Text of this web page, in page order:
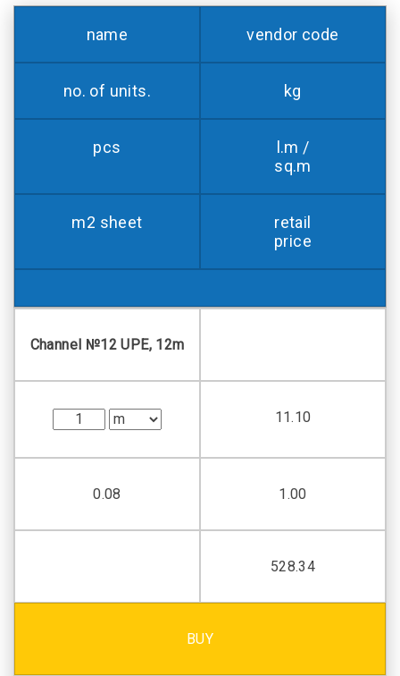
name vendor code
no. of units. kg
pcs
l.m /
sq.m
m2 sheet
retail
price
Channel №12 UPE, 12m
11.10
0.08 1.00
528.34
BUY